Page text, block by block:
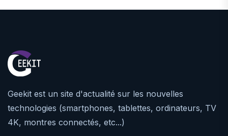
Geekit est un site d'actualité sur les nouvelles
technologies (smartphones, tablettes, ordinateurs, TV
4K, montres connectés, etc...)